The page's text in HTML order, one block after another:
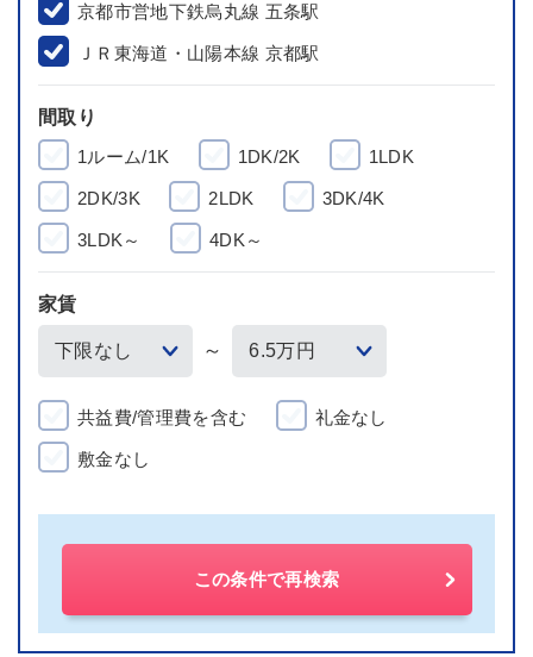
京都市営地下鉄烏丸線 五条駅
ＪＲ東海道・山陽本線 京都駅
間取り
1ルーム/1K
1DK/2K 1LDK
2DK/3K 2LDK 3DK/4K
3LDK～ 4DK～
家賃
～
共益費/管理費を含む 礼金なし
敷金なし
この条件で再検索